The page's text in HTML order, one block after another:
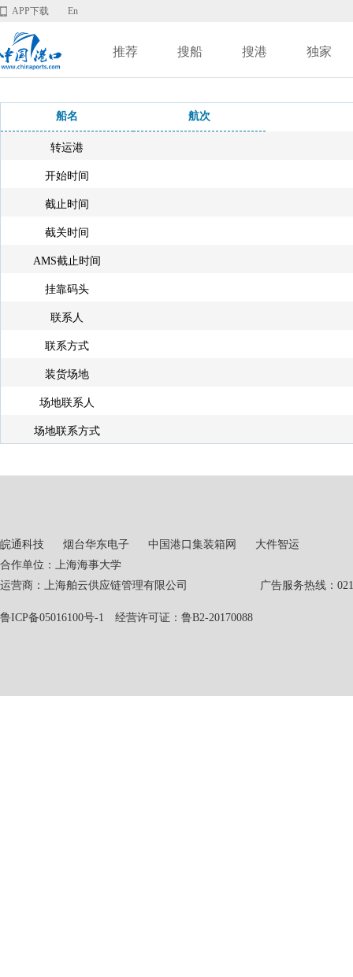
APP下载 En
推荐 搜船 搜港 独家
船名 航次
转运港
开始时间
截止时间
截关时间
AMS截止时间
挂靠码头
联系人
联系方式
装货场地
场地联系人
场地联系方式
皖通科技 烟台华东电子 中国港口集装箱网
大件智运
合作单位：上海海事大学
运营商：上海舶云供应链管理有限公司 广告服务热线：021-
鲁ICP备05016100号-1 经营许可证：鲁B2-20170088